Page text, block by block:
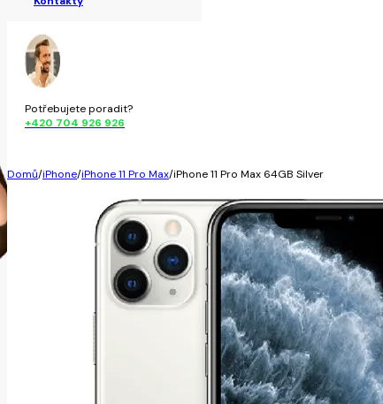
Potřebujete poradit?
+420 704 926 926
Domů/iPhone/iPhone 11 Pro Max/iPhone 11 Pro Max 64GB Silver